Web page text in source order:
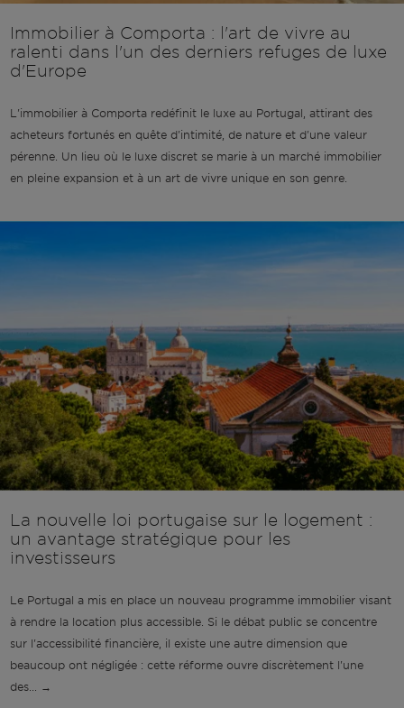
Immobilier à Comporta : l'art de vivre au
ralenti dans l'un des derniers refuges de luxe
d'Europe
L'immobilier à Comporta redéfinit le luxe au Portugal, attirant des
acheteurs fortunés en quête d'intimité, de nature et d'une valeur
pérenne. Un lieu où le luxe discret se marie à un marché immobilier
en pleine expansion et à un art de vivre unique en son genre.
La nouvelle loi portugaise sur le logement :
un avantage stratégique pour les
investisseurs
Le Portugal a mis en place un nouveau programme immobilier visant
à rendre la location plus accessible. Si le débat public se concentre
sur l'accessibilité financière, il existe une autre dimension que
beaucoup ont négligée : cette réforme ouvre discrètement l'une
des... →